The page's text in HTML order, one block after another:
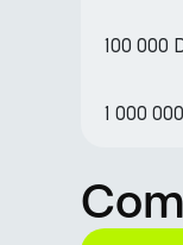
100 000
1 000